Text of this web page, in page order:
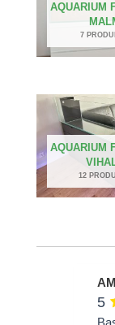
AQUARIUM
7
AQUARIUM
12
5